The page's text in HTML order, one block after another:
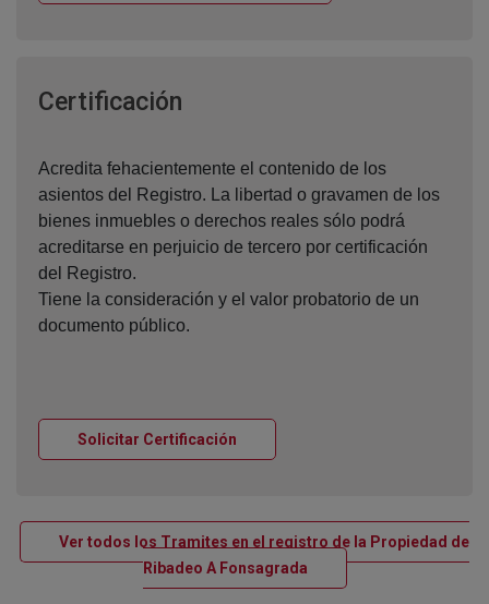
Certificación
Acredita fehacientemente el contenido de los
asientos del Registro. La libertad o gravamen de los
bienes inmuebles o derechos reales sólo podrá
acreditarse en perjuicio de tercero por certificación
del Registro.
Tiene la consideración y el valor probatorio de un
documento público.
Solicitar Certificación
Ver todos los Tramites en el registro de la Propiedad de
Ribadeo A FonsagradaVentana nueva